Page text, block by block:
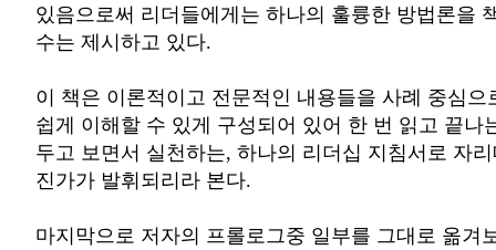
있음으로써 리더들에게는 하나의 훌륭한 방법론을
수는 제시하고 있다.
이 책은 이론적이고 전문적인 내용들을 사례 중심으
쉽게 이해할 수 있게 구성되어 있어 한 번 읽고 끝나
두고 보면서 실천하는, 하나의 리더십 지침서로 자
진가가 발휘되리라 본다.
마지막으로 저자의 프롤로그중 일부를 그대로 옮겨